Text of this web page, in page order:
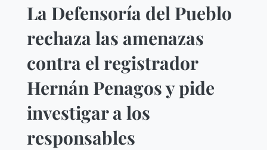
La Defensoría del Pueblo
rechaza las amenazas
contra el registrador
Hernán Penagos y pide
investigar a los
responsables